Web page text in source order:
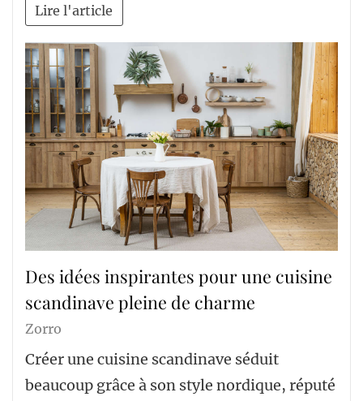
Lire l'article
Des idées inspirantes pour une cuisine
scandinave pleine de charme
Zorro
Créer une cuisine scandinave séduit
beaucoup grâce à son style nordique, réputé